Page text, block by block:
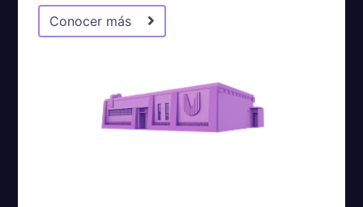
Conocer más